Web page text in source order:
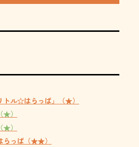
トル☆はらっぱ」（★）
★）
★）
らっぱ（★★）